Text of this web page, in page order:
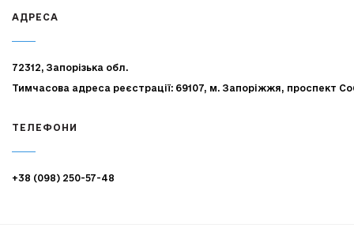
АДРЕСА
72312, Запорізька обл.
Тимчасова адреса реєстрації: 69107, м. Запоріжжя, проспект
ТЕЛЕФОНИ
+38 (098) 250-57-48